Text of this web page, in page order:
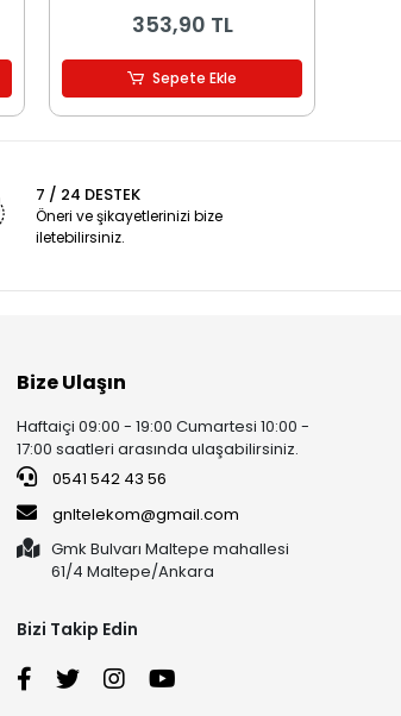
Kapak
353,90 TL
Sepete Ekle
7 / 24 DESTEK
Öneri ve şikayetlerinizi bize
iletebilirsiniz.
Bize Ulaşın
Haftaiçi 09:00 - 19:00 Cumartesi 10:00 -
17:00 saatleri arasında ulaşabilirsiniz.
0541 542 43 56
gnltelekom@gmail.com
Gmk Bulvarı Maltepe mahallesi
61/4 Maltepe/Ankara
Bizi Takip Edin